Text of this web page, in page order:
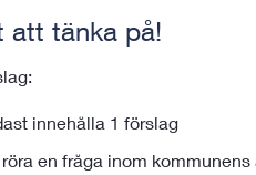
att tänka på!
innehålla 1 förslag
en fråga inom